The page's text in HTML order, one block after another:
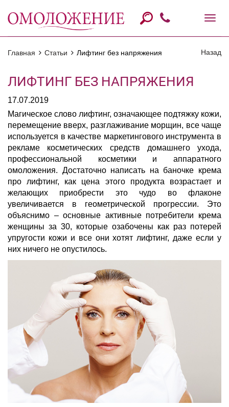
Назад
Главная Статьи Лифтинг без напряжения
ЛИФТИНГ БЕЗ НАПРЯЖЕНИЯ
17.07.2019
Магическое слово лифтинг, означающее подтяжку кожи,
перемещение вверх, разглаживание морщин, все чаще
используется в качестве маркетингового инструмента в
рекламе косметических средств домашнего ухода,
профессиональной косметики и аппаратного
омоложения. Достаточно написать на баночке крема
про лифтинг, как цена этого продукта возрастает и
желающих приобрести это чудо во флаконе
увеличивается в геометрической прогрессии. Это
объяснимо – основные активные потребители крема
женщины за 30, которые озабочены как раз потерей
упругости кожи и все они хотят лифтинг, даже если у
них ничего не опустилось.